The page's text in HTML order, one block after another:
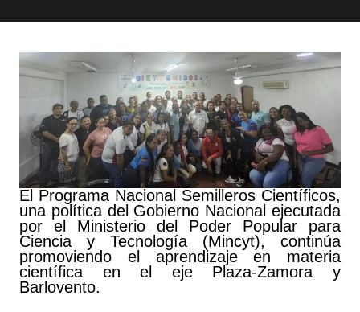
El Programa Nacional Semilleros Científicos,
una política del Gobierno Nacional ejecutada
por el Ministerio del Poder Popular para
Ciencia y Tecnología (Mincyt), continúa
promoviendo el aprendizaje en materia
científica en el eje Plaza-Zamora y
Barlovento.